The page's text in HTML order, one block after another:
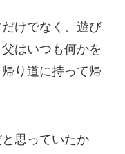
けでなく、遊び
はいつも何かを
り道に持って帰
思っていたか